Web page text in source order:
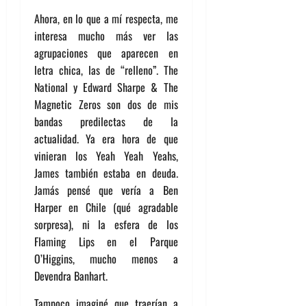
Ahora, en lo que a mí respecta, me
interesa mucho más ver las
agrupaciones que aparecen en
letra chica, las de “relleno”. The
National y Edward Sharpe & The
Magnetic Zeros son dos de mis
bandas predilectas de la
actualidad. Ya era hora de que
vinieran los Yeah Yeah Yeahs,
James también estaba en deuda.
Jamás pensé que vería a Ben
Harper en Chile (qué agradable
sorpresa), ni la esfera de los
Flaming Lips en el Parque
O’Higgins, mucho menos a
Devendra Banhart.